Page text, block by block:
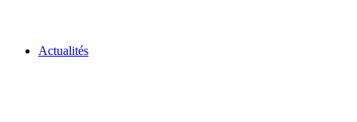
Actualités